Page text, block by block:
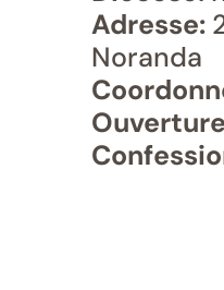
Adresse:
Noranda